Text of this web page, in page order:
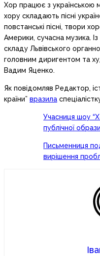
Хор працює з українською
хору складають пісні
повстанські пісні, твори
Америки, сучасна музика.
складу Львівського
головним диригентом та
Вадим Яценко.
Як повідомляв Редактор,
країни” вразила
Учасниця шоу
публічної
Письменниця
вирішення